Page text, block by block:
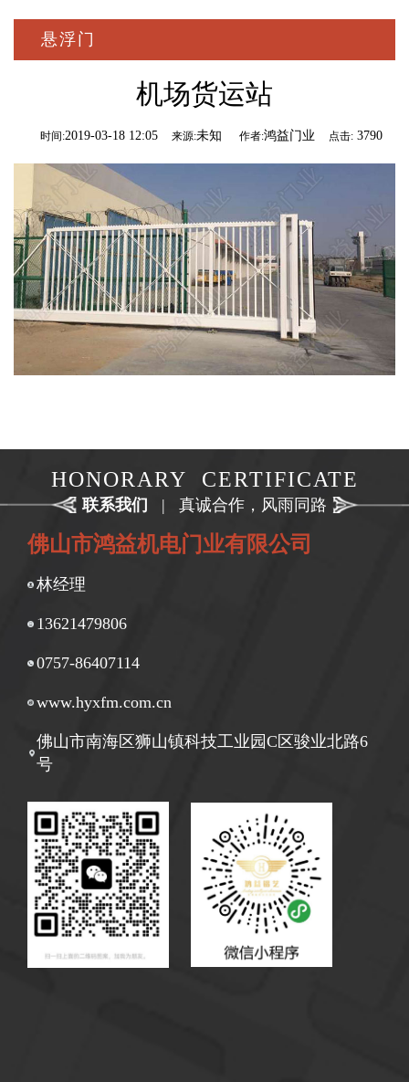
悬浮门
机场货运站
时间:2019-03-18 12:05 来源:未知 作者:鸿益门业 点击: 3790
HONORARY CERTIFICATE
联系我们 | 真诚合作，风雨同路
佛山市鸿益机电门业有限公司
林经理
13621479806
0757-86407114
www.hyxfm.com.cn
佛山市南海区狮山镇科技工业园C区骏业北路6
号